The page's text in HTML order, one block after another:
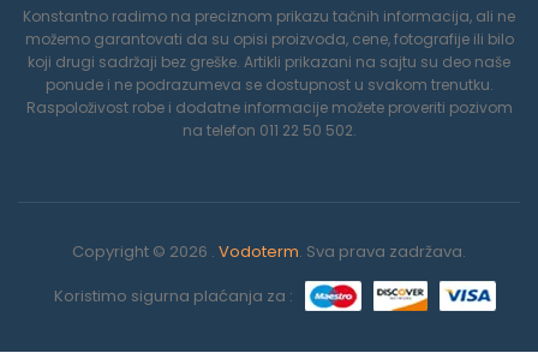
Konstantno radimo na preciznom prikazu tačnih informacija, ali ne
možemo garantovati da su opisi proizvoda, cene, fotografije ili bilo
koji drugi sadržaji bez greške. Artikli prikazani na sajtu su deo naše
ponude i ne podrazumeva se dostupnost u svakom trenutku.
Raspoloživost robe i dodatne informacije možete proveriti pozivom
na telefon 011 22 50 502.
Copyright © 2026 . Vodoterm. Sva prava zadržava.
Koristimo sigurna plaćanja za :